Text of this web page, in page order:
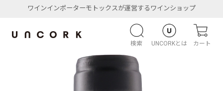
ワインインポーターモトックスが運営するワインショップ
検索 UNCORKとは カート